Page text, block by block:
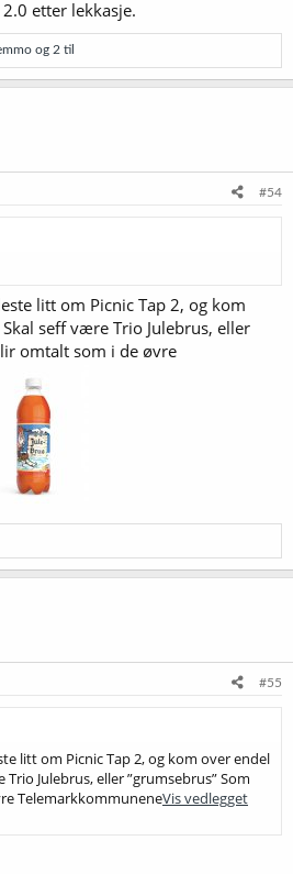
etter lekkasje.
og 2 til
#54
litt om Picnic Tap 2, og kom
seff være Trio Julebrus, eller
omtalt som i de øvre
#55
litt om Picnic Tap 2, og kom over endel
Julebrus, eller ”grumsebrus” Som
TelemarkkommuneneVis vedlegget